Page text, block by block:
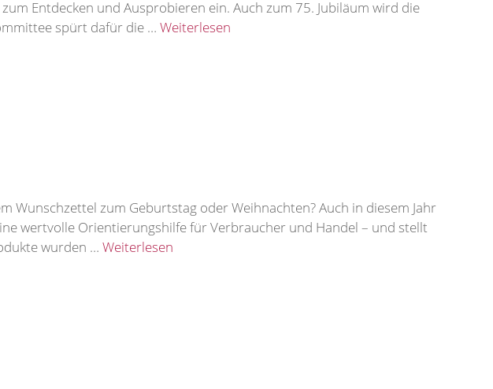
Entdecken und Ausprobieren ein. Auch zum 75. Jubiläum wird die
spürt dafür die … Weiterlesen
Wunschzettel zum Geburtstag oder Weihnachten? Auch in diesem Jahr
wertvolle Orientierungshilfe für Verbraucher und Handel – und stellt
wurden … Weiterlesen